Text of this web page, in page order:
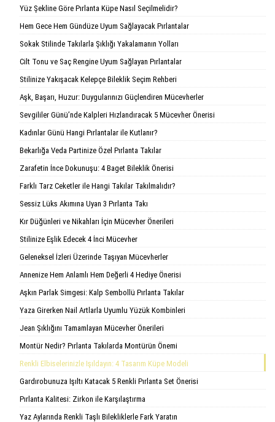
Yüz Şekline Göre Pırlanta Küpe Nasıl Seçilmelidir?
Hem Gece Hem Gündüze Uyum Sağlayacak Pırlantalar
Sokak Stilinde Takılarla Şıklığı Yakalamanın Yolları
Cilt Tonu ve Saç Rengine Uyum Sağlayan Pırlantalar
Stilinize Yakışacak Kelepçe Bileklik Seçim Rehberi
Aşk, Başarı, Huzur: Duygularınızı Güçlendiren Mücevherler
Sevgililer Günü’nde Kalpleri Hızlandıracak 5 Mücevher Önerisi
Kadınlar Günü Hangi Pırlantalar ile Kutlanır?
Bekarlığa Veda Partinize Özel Pırlanta Takılar
Zarafetin İnce Dokunuşu: 4 Baget Bileklik Önerisi
Farklı Tarz Ceketler ile Hangi Takılar Takılmalıdır?
Sessiz Lüks Akımına Uyan 3 Pırlanta Takı
Kır Düğünleri ve Nikahları İçin Mücevher Önerileri
Stilinize Eşlik Edecek 4 İnci Mücevher
Geleneksel İzleri Üzerinde Taşıyan Mücevherler
Annenize Hem Anlamlı Hem Değerli 4 Hediye Önerisi
Aşkın Parlak Simgesi: Kalp Sembollü Pırlanta Takılar
Yaza Girerken Nail Artlarla Uyumlu Yüzük Kombinleri
Jean Şıklığını Tamamlayan Mücevher Önerileri
Montür Nedir? Pırlanta Takılarda Montürün Önemi
Renkli Elbiselerinizle Işıldayın: 4 Tasarım Küpe Modeli
Gardırobunuza Işıltı Katacak 5 Renkli Pırlanta Set Önerisi
Pırlanta Kalitesi: Zirkon ile Karşılaştırma
Yaz Aylarında Renkli Taşlı Bilekliklerle Fark Yaratın